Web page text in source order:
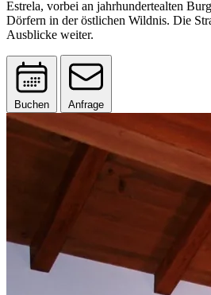
Estrela, vorbei an jahrhundertealten
Dörfern in der östlichen Wildnis. Die
Ausblicke weiter.
Buchen Anfrage